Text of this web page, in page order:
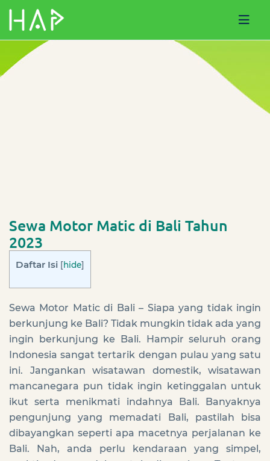
Sewa Motor Matic di Bali Tahun
2023
Daftar Isi [hide]
Sewa Motor Matic di Bali – Siapa yang tidak ingin
berkunjung ke Bali? Tidak mungkin tidak ada yang
ingin berkunjung ke Bali. Hampir seluruh orang
Indonesia sangat tertarik dengan pulau yang satu
ini. Jangankan wisatawan domestik, wisatawan
mancanegara pun tidak ingin ketinggalan untuk
ikut serta menikmati indahnya Bali. Banyaknya
pengunjung yang memadati Bali, pastilah bisa
dibayangkan seperti apa macetnya perjalanan ke
Bali. Nah, anda perlu kendaraan yang simpel,